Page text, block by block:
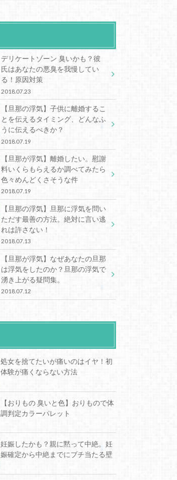
デリケートゾーン 臭いかも？彼
氏はあなたの悪臭を我慢してい
る！原因対策
2018.07.23
【旦那の浮気】子供に離婚するこ
とを伝えるタイミング、どんなふ
うに伝えるべきか？
2018.07.19
【旦那が浮気】離婚したい。慰謝
料いくらもらえるか調べてみたら
色々めんどくさそうな件
2018.07.19
【旦那の浮気】旦那に浮気を問い
ただす最善の方法。絶対に言い逃
れは許さない！
2018.07.13
【旦那が浮気】なぜあなたの旦那
は浮気をしたのか？旦那の浮気で
湧き上がる疑問集。
2018.07.12
処女を捨てたいが痛いのはイヤ！初
体験が痛くならない方法
【おりもの 臭いと色】おりもので体
調判定カラーパレット
妊娠したかも？親に黙って中絶。妊
娠確定から中絶までにブチ当たる壁